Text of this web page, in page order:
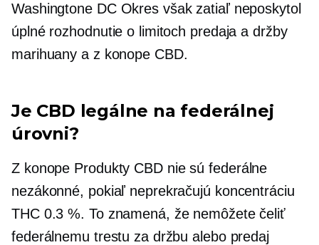
Washingtone DC Okres však zatiaľ neposkytol
úplné rozhodnutie o limitoch predaja a držby
marihuany a z konope CBD.
Je CBD legálne na federálnej
úrovni?
Z konope Produkty CBD nie sú federálne
nezákonné, pokiaľ neprekračujú koncentráciu
THC 0.3 %. To znamená, že nemôžete čeliť
federálnemu trestu za držbu alebo predaj